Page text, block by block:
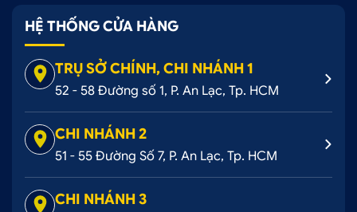
tiện lợi:
Bạn điều khiển việc đóng/mở nắp thùng bằng
remote sẽ giúp nắp thùng hoạt động theo ý muốn
của mình. Nắp thùng đóng mở êm ái, không phát ra
âm thanh khó chịu. Đặc biệt, nắp thùng cuộn có thể
đóng/mở 50% hoặc 100% tùy theo nhu cầu sử dụng
của bạn nhé.
Nâng cấp vẻ đẹp sang trọng, đẳng cấp cho
bán tải:
HỆ THỐNG CỬA HÀNG
TRỤ SỞ CHÍNH, CHI NHÁNH 1
52 - 58 Đường số 1, P. An Lạc, Tp. HCM
CHI NHÁNH 2
51 - 55 Đường Số 7, P. An Lạc, Tp. HCM
CHI NHÁNH 3